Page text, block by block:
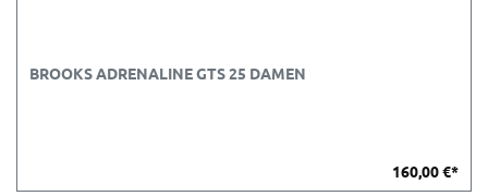
BROOKS ADRENALINE GTS 25 DAMEN
160,00 €*